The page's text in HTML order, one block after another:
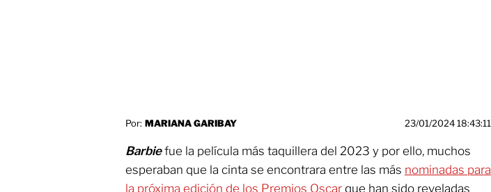
Por: MARIANA GARIBAY 23/01/2024 18:43:11
Barbiefue la película más taquillera del 2023 y por ello, muchos
esperaban que la cinta se encontrara entre las más nominadas para
la próxima edición de los Premios Oscar que han sido reveladas